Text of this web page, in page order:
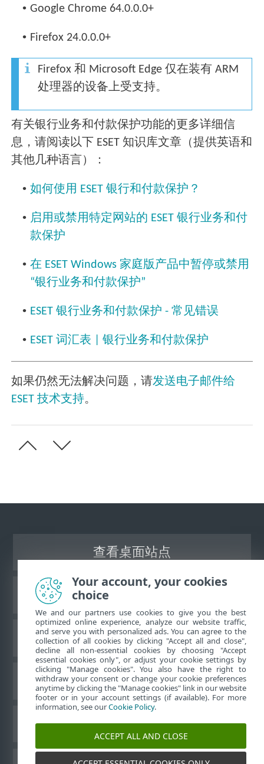
• Google Chrome 64.0.0.0+
• Firefox 24.0.0.0+
Firefox 和 Microsoft Edge 仅在装有 ARM
处理器的设备上受支持。
有关银行业务和付款保护功能的更多详细信
息，请阅读以下 ESET 知识库文章（提供英语和
其他几种语言）：
• 如何使用 ESET 银行和付款保护？
• 启用或禁用特定网站的 ESET 银行业务和付
款保护
• 在 ESET Windows 家庭版产品中暂停或禁用
“银行业务和付款保护”
• ESET 银行业务和付款保护 - 常见错误
• ESET 词汇表 | 银行业务和付款保护
如果仍然无法解决问题，请发送电子邮件给
ESET 技术支持。
查看桌面站点
ESET 知识库
ESET 论坛
区域支持
管理 Cookie
Your account, your cookies
choice
We and our partners use cookies to give you the best
optimized online experience, analyze our website traffic,
and serve you with personalized ads. You can agree to the
collection of all cookies by clicking "Accept all and close",
decline all non-essential cookies by choosing "Accept
essential cookies only", or adjust your cookie settings by
clicking "Manage cookies". You also have the right to
withdraw your consent or change your cookie preferences
anytime by clicking the "Manage cookies" link in our website
footer or in your account settings (if available). For more
information, see ourCookie Policy.
ACCEPT ALL AND CLOSE